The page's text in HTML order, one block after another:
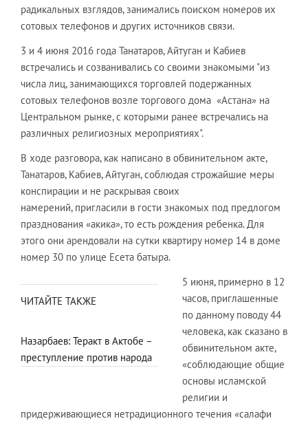
радикальных взглядов, занимались поиском номеров их
сотовых телефонов и других источников связи.
3 и 4 июня 2016 года Танатаров, Айтуган и Кабиев
встречались и созванивались со своими знакомыми "из
числа лиц, занимающихся торговлей подержанных
сотовых телефонов возле торгового дома «Астана» на
Центральном рынке, с которыми ранее встречались на
различных религиозных мероприятиях".
В ходе разговора, как написано в обвинительном акте,
Танатаров, Кабиев, Айтуган, соблюдая строжайшие меры
конспирации и не раскрывая своих
намерений, пригласили в гости знакомых под предлогом
празднования «акика», то есть рождения ребенка. Для
этого они арендовали на сутки квартиру номер 14 в доме
номер 30 по улице Есета батыра.
ЧИТАЙТЕ ТАКЖЕ
Назарбаев: Теракт в Актобе –
преступление против народа
5 июня, примерно в 12
часов, приглашенные
по данному поводу 44
человека, как сказано в
обвинительном акте,
«соблюдающие общие
основы исламской
религии и
придерживающиеся нетрадиционного течения «салафи